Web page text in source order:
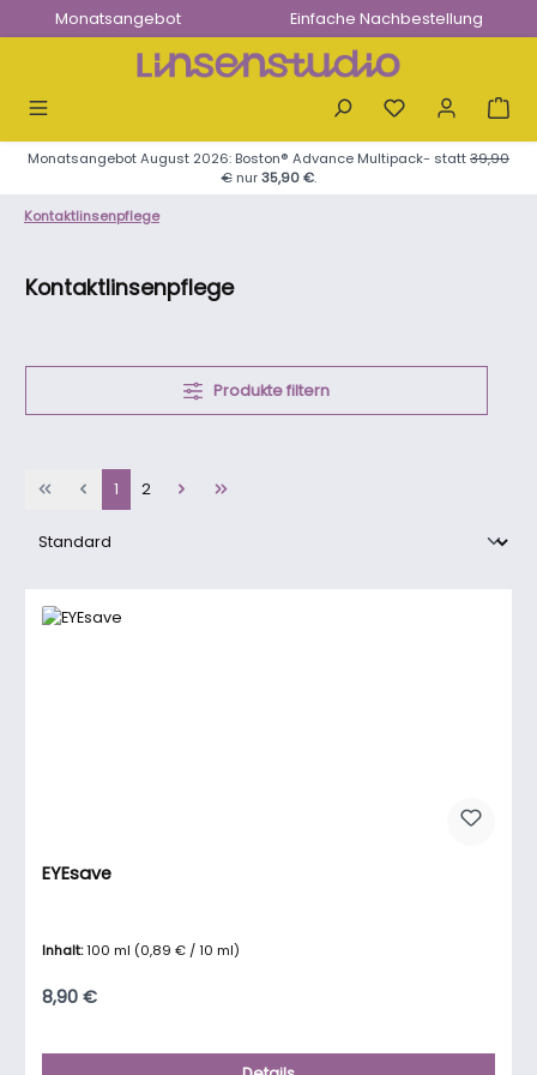
Zum Hauptinhalt springen
Monatsangebot Einfache Nachbestellung
Monatsangebot August 2026: Boston® Advance Multipack- statt39,90
€nur35,90 €.
Kontaktlinsenpflege
Kontaktlinsenpflege
Produkte filtern
Seite
1 Seite
2
EYEsave
Inhalt:100 ml (0,89 € / 10 ml)
Regulärer Preis:
8,90 €